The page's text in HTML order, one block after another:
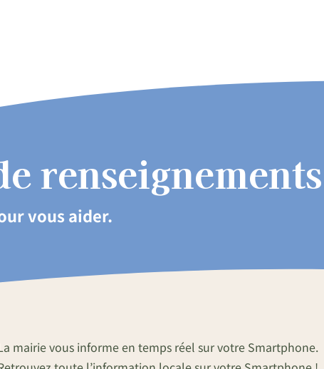
vous aider.
mairie vous informe en temps réel sur votre Smartphone.